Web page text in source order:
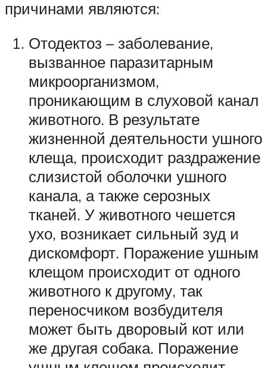
причинами являются:
Отодектоз – заболевание,
вызванное паразитарным
микроорганизмом,
проникающим в слуховой канал
животного. В результате
жизненной деятельности ушного
клеща, происходит раздражение
слизистой оболочки ушного
канала, а также серозных
тканей. У животного чешется
ухо, возникает сильный зуд и
дискомфорт. Поражение ушным
клещом происходит от одного
животного к другому, так
переносчиком возбудителя
может быть дворовый кот или
же другая собака. Поражение